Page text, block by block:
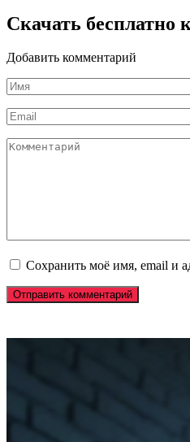
Скачать
Добавить комментарий
Имя
*
Email
*
Комментарий
Сохранить моё имя, email и